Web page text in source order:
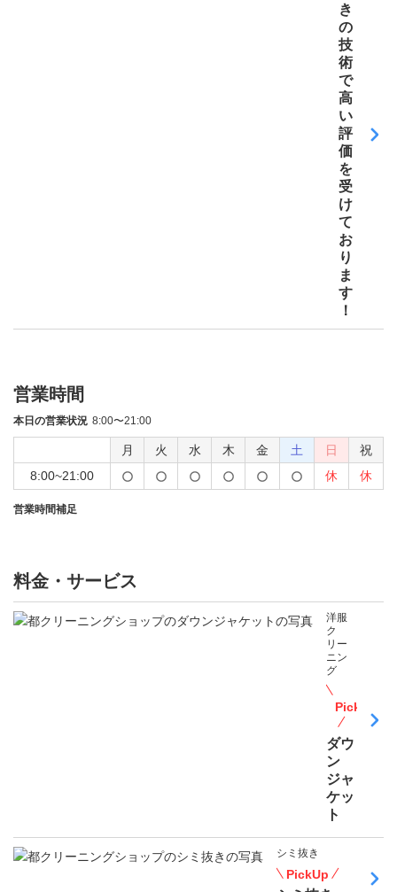
き
の
技
術
で
高
い
評
価
を
受
け
て
お
り
ま
す
！
営業時間
本日の営業状況 8:00〜21:00
月 火 水 木 金 土 日
祝
8:00~21:00
休 休
営業時間補足
料金・サービス
洋服
ク
リー
ニン
グ
PickUp
ダウ
ン
ジャ
ケッ
ト
シミ抜き
PickUp